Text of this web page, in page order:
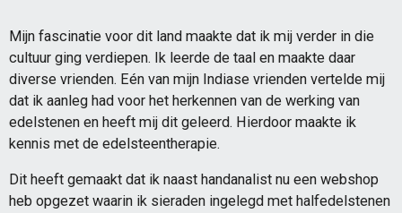
Mijn fascinatie voor dit land maakte dat ik mij verder in die
cultuur ging verdiepen. Ik leerde de taal en maakte daar
diverse vrienden. Eén van mijn Indiase vrienden vertelde mij
dat ik aanleg had voor het herkennen van de werking van
edelstenen en heeft mij dit geleerd. Hierdoor maakte ik
kennis met de edelsteentherapie.
Dit heeft gemaakt dat ik naast handanalist nu een webshop
heb opgezet waarin ik sieraden ingelegd met halfedelstenen